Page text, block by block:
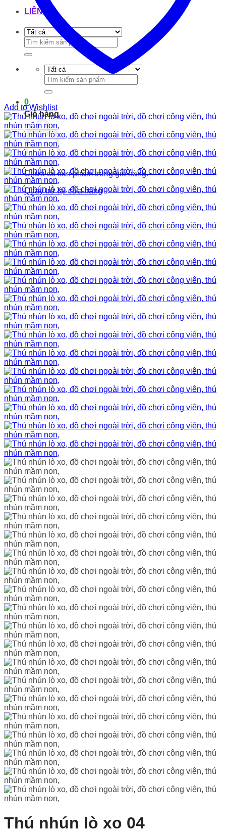
LIÊN HỆ
Tìm
kiếm:
Tìm
kiếm:
0
Giỏ hàng
Chưa có sản phẩm trong giỏ hàng.
Quay trở lại cửa hàng
Add to Wishlist
Thú nhún lò xo 04